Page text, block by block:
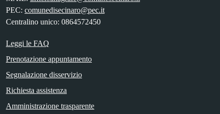
PEC: comunedisecinaro@pec.it
Centralino unico: 0864572450
Leggi le FAQ
Prenotazione appuntamento
Segnalazione disservizio
Richiesta assistenza
Amministrazione trasparente